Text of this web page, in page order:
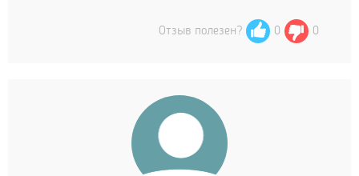
Отзыв полезен? 0 0